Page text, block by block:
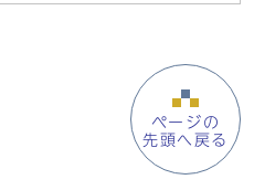
ページの
先頭へ戻る